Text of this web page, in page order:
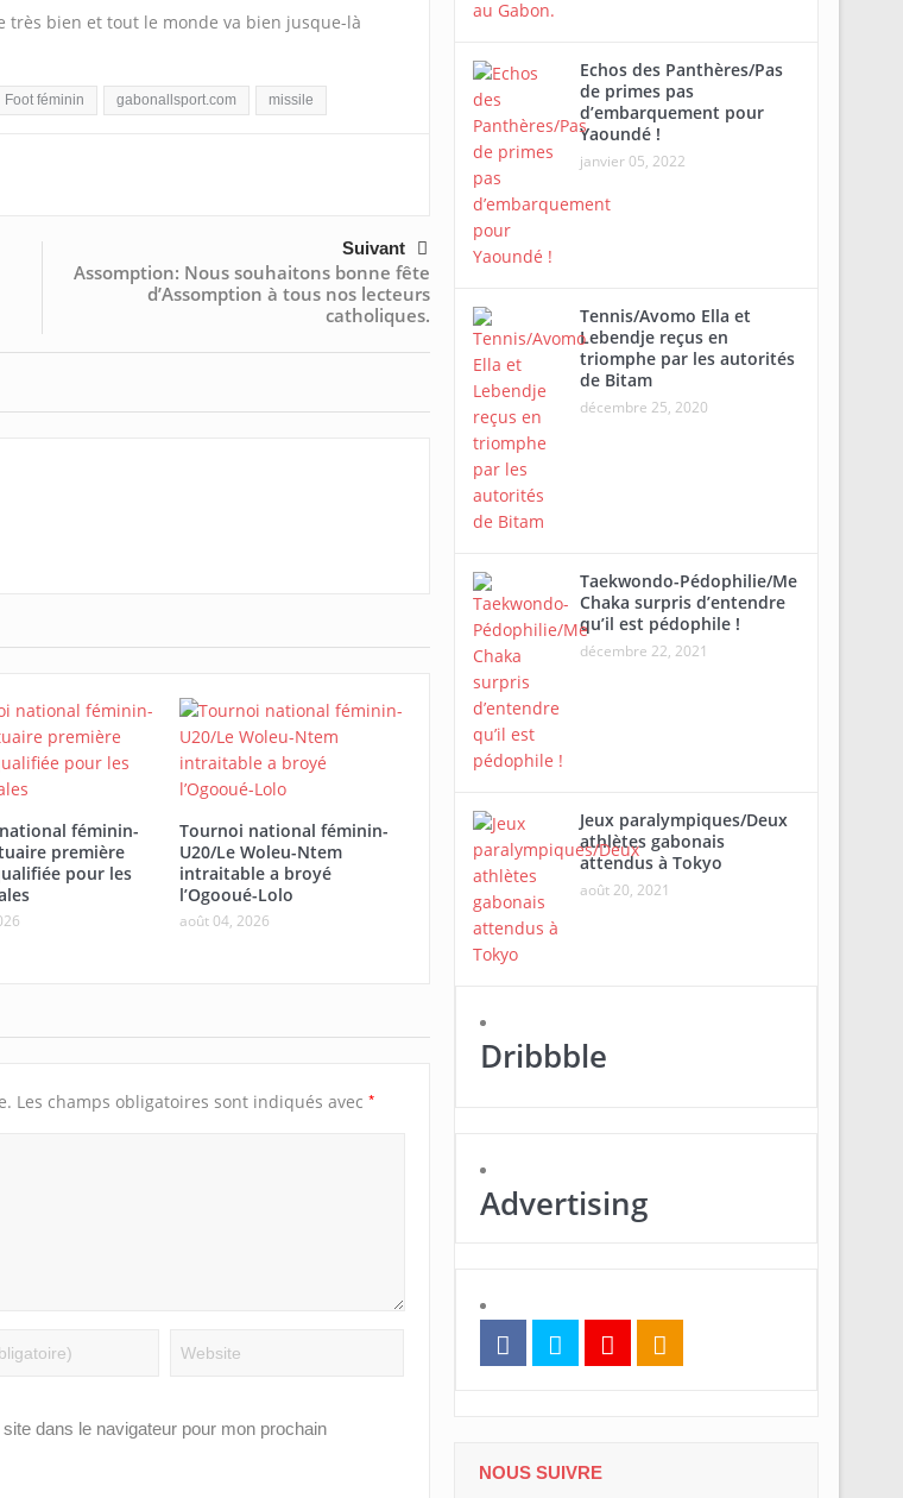
très bien et tout le monde va bien jusque-là
Foot féminin gabonallsport.com missile
Suivant
Assomption: Nous souhaitons bonne fête
d’Assomption à tous nos lecteurs
catholiques.
féminin-
première
pour les
Tournoi national féminin-
U20/Le Woleu-Ntem
intraitable a broyé
l’Ogooué-Lolo
août 04, 2026
Les champs obligatoires sont indiqués avec *
dans le navigateur pour mon prochain
Echos des Panthères/Pas
de primes pas
d’embarquement pour
Yaoundé !
janvier 05, 2022
Tennis/Avomo Ella et
Lebendje reçus en
triomphe par les autorités
de Bitam
décembre 25, 2020
Taekwondo-Pédophilie/Me
Chaka surpris d’entendre
qu’il est pédophile !
décembre 22, 2021
Jeux paralympiques/Deux
athlètes gabonais
attendus à Tokyo
août 20, 2021
Dribbble
Advertising
NOUS SUIVRE